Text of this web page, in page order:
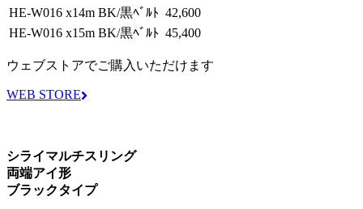
HE-W016 x14m BK/黒ﾍﾞﾙﾄ 42,600
HE-W016 x15m BK/黒ﾍﾞﾙﾄ 45,400
ウェブストアでご購入いただけます
WEB STORE
シライマルチスリング
両端アイ形
ブラックタイプ